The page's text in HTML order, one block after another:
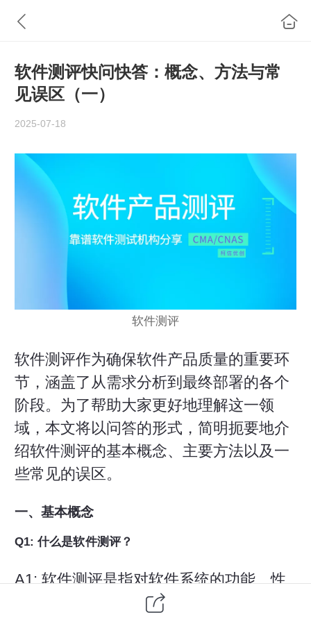
软件测评快问快答：概念、方法与常
见误区（一）
2025-07-18
软件测评
软件测评作为确保软件产品质量的重要环
节，涵盖了从需求分析到最终部署的各个
阶段。为了帮助大家更好地理解这一领
域，本文将以问答的形式，简明扼要地介
绍软件测评的基本概念、主要方法以及一
些常见的误区。
一、基本概念
Q1: 什么是软件测评？
A1: 软件测评是指对软件系统的功能、性
能、可靠性等质量特性进行评估的过程。